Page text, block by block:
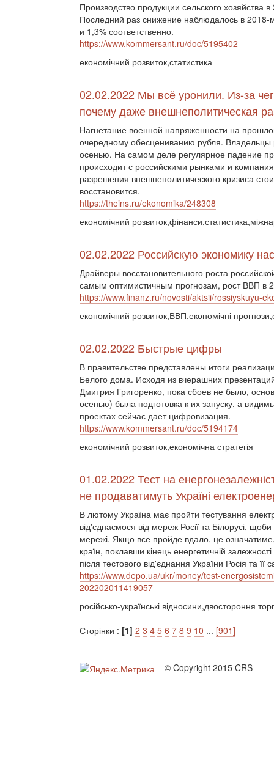
Производство продукции сельского хозяйства
Последний раз снижение наблюдалось в
и 1,3% соответственно.
https://www.kommersant.ru/doc/5195402
економічний розвиток,статистика
02.02.2022 Мы всё уронили. Из-за
почему даже внешнеполитическая
Нагнетание военной напряженности на
очередному обесцениванию рубля. Владельцы
осенью. На самом деле регулярное падение
происходит с российскими рынками и
разрешения внешнеполитического кризиса
восстановится.
https://theins.ru/ekonomika/248308
економічний
02.02.2022 Российскую экономику
Драйверы восстановительного роста
самым оптимистичным прогнозам, рост ВВП в
https://www.finanz.ru/novosti/aktsii/rossiyskuyu-
економічний розвиток,ВВП,економічні
02.02.2022 Быстрые цифры
В правительстве представлены итоги
Белого дома. Исходя из вчерашних
Дмитрия Григоренко, пока сбоев не было,
осенью) была подготовка к их запуску, а
проектах сейчас дает цифровизация.
https://www.kommersant.ru/doc/5194174
економічний розвиток,економічна стратегія
01.02.2022 Тест на
не продаватимуть Україні
В лютому Україна має пройти тестування
від'єднаємося від мереж Росії та Білорусі,
мережі. Якщо все пройде вдало, це
країн, поклавши кінець енергетичній
після тестового від'єднання України Росія та
https://www.depo.ua/ukr/money/test-
202202011419057
російсько-українські відносини,двостороння
Сторінки : [1] 2 3 4 5 6 7 8 9 10 ... [901]
© Copyright 2015 CRS